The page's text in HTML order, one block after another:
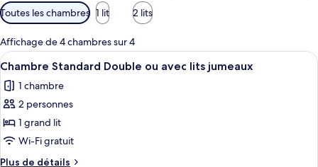
Filtres
disponibles
pour
les
chambres
Toutes les chambres 1 lit 2 lits
Affichage de 4 chambres sur 4
Afficher
toutes
les
photos
pour
ce
type
Une chambre d’hôtel avec deux
3
Chambre Standard Double ou avec lits jumeaux
1 chambre
2 personnes
1 grand lit
Wi-Fi gratuit
Plus de détails
Plus